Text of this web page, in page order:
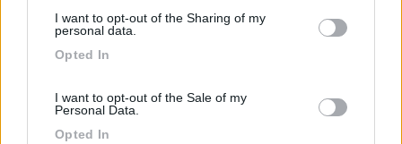
not limited to your visit or usage behaviour. You may click to
grant or deny consent to Google and its third-party tags to
use your data for below specified purposes in below Google
I want to opt-out of the Sharing of my
personal data.
Opted In
I want to opt-out of the Sale of my
Personal Data.
Opted In
La struttura, situata nel Parco Nazionale della Maiella e...
Sant'Eufemia a Maiella (PE) - 39.8km